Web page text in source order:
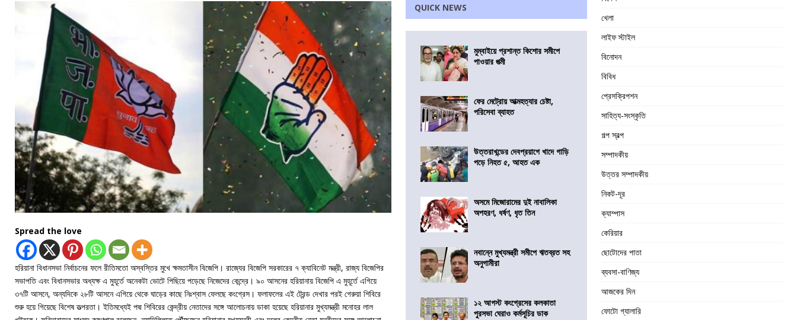
Spread the love
হরিয়ানা বিধানসভা নির্বাচনের ফলে রীতিমতো অস্বস্তির মুখে ক্ষমতাসীন বিজেপি। রাজ্যের বিজেপি সরকারের ৭ ক্যাবিনেট মন্ত্রী, রাজ্য বিজেপির
সভাপতি এবং বিধানসভার অধ্যক্ষ এ মুহূর্তে অনেকটা ভোটে পিছিয়ে পড়েছে নিজেদের কেন্দ্রে। ৯০ আসনের হরিয়ানায় বিজেপি এ মুহূর্তে এগিয়ে
৩৭টি আসনে, অন্যদিকে ২৮টি আসনে এগিয়ে থেকে ঘাড়ের কাছে নিঃশ্বাস ফেলছে কংগ্রেস। ফলাফলের এই ট্রেন্ড দেখার পরই গেরুয়া শিবিরে
শুরু হয়ে গিয়েছে বিশেষ তত্‍‌পরতা। ইতিমধ্যেই পদ্ম শিবিরের কেন্দ্রীয় নেতাদের সঙ্গে আলোচনায় ডাকা হয়েছে হরিয়ানার মুখ্যমন্ত্রী মনোহর লাল
QUICK NEWS
মুম্বাইয়ে প্রশান্ত কিশোর সমীপে
পাওয়ার পত্মী
ফের মেট্রোয় আত্মহত্যার চেষ্টা,
পরিসেবা ব্যাহত
উত্তরাখন্ডের দেবপ্রয়াগে খাদে গাড়ি
পড়ে নিহত ৫, আহত এক
অসমে মিজোরামের দুই নাবালিকা
অপহরণ, ধর্ষণ, ধৃত তিন
নবান্নে মুখ্যমন্ত্রী সমীপে ঋতব্রত সহ
অনুগামীরা
১২ আগস্ট কংগ্রেসের কলকাতা
পুরসভা ঘেরাও কর্মসূচির ডাক
খেলা
লাইফ স্টাইল
বিনোদন
বিবিধ
প্রেসক্রিপশন
সাহিত্য-সংস্কৃতি
গল্প স্বল্প
সম্পাদকীয়
উত্তর সম্পাদকীয়
নিকট-দূর
ক্যাম্পাস
কেরিয়ার
ছোটোদের পাতা
ব্যবসা-বাণিজ্য
আজকের দিন
ফোটো গ্যালারি